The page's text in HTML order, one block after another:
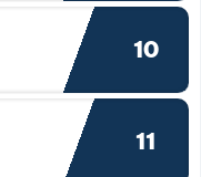
10
11